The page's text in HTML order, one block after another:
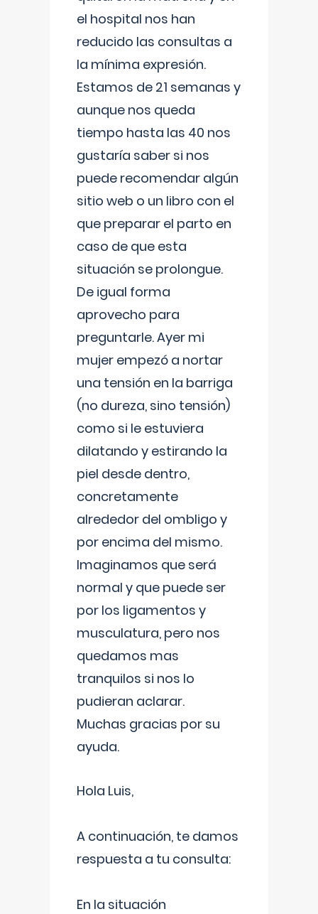
el hospital nos han
reducido las consultas a
la mínima expresión.
Estamos de 21 semanas y
aunque nos queda
tiempo hasta las 40 nos
gustaría saber si nos
puede recomendar algún
sitio web o un libro con el
que preparar el parto en
caso de que esta
situación se prolongue.
De igual forma
aprovecho para
preguntarle. Ayer mi
mujer empezó a nortar
una tensión en la barriga
(no dureza, sino tensión)
como si le estuviera
dilatando y estirando la
piel desde dentro,
concretamente
alrededor del ombligo y
por encima del mismo.
Imaginamos que será
normal y que puede ser
por los ligamentos y
musculatura, pero nos
quedamos mas
tranquilos si nos lo
pudieran aclarar.
Muchas gracias por su
ayuda.
Hola Luis,
A continuación, te damos
respuesta a tu consulta:
En la situación